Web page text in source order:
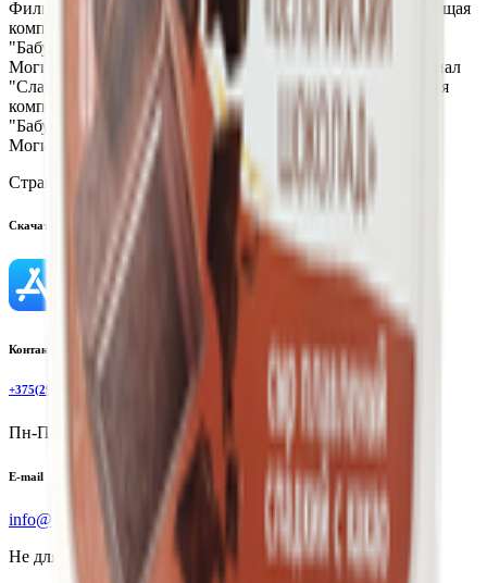
Филиал "Чаусский" ОАО "Бабушкина крынка"- управляющая
компания холдинга "Могилевская молочная компания
"Бабушкина Крынка", 213206, Республика Беларусь,
Могилевская обл., г. Чаусы, ул. Первомайская, д. 37; Филиал
"Славгородский" ОАО "Бабушкина крынка"-управляющая
компания холдинга "Могилевская молочная компания
"Бабушкина крынка" 213245, Республика Беларусь,
Могилевская обл., г. Славгород, ул. Калинина, д. 55
Страна производства:
Республика Беларусь
Скачать приложение
Контактный телефон
+375(29)6875999
Пн-Пт: 8:00 - 17:00
E-mail
info@yoda.by
Не для электронных обращений